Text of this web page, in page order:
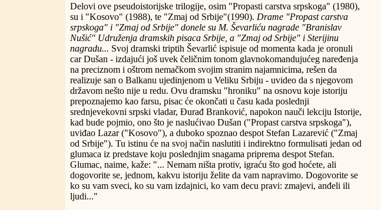
Delovi ove pseudoistorijske trilogije, osim "Propasti carstva srpskoga" (1980),
su i "Kosovo" (1988), te "Zmaj od Srbije"(1990). Drame "Propast carstva
srpskoga" i "Zmaj od Srbije" donele su M. Ševarliću nagrade "Branislav
Nušić" Udruženja dramskih pisaca Srbije, a "Zmaj od Srbije" i Sterijinu
nagradu... Svoj dramski triptih Ševarlić ispisuje od momenta kada je oronuli
car Dušan - izdajući još uvek čeličnim tonom glavnokomandujućeg naređenja
na preciznom i oštrom nemačkom svojim stranim najamnicima, rešen da
realizuje san o Balkanu ujedinjenom u Veliku Srbiju - uvideo da s njegovom
državom nešto nije u redu. Ovu dramsku "hroniku" na osnovu koje istoriju
prepoznajemo kao farsu, pisac će okončati u času kada poslednji
srednjevekovni srpski vladar, Đurađ Branković, napokon nauči lekciju Istorije,
kad bude pojmio, ono što je naslućivao Dušan ("Propast carstva srpskoga"),
uviđao Lazar ("Kosovo"), a duboko spoznao despot Stefan Lazarević ("Zmaj
od Srbije"). Tu istinu će na svoj način naslutiti i indirektno formulisati jedan od
glumaca iz predstave koju poslednjim snagama priprema despot Stefan.
Glumac, naime, kaže: "... Nemam ništa protiv, igraću što god hoćete, ali
dogovorite se, jednom, kakvu istoriju želite da vam napravimo. Dogovorite se
ko su vam sveci, ko su vam izdajnici, ko vam decu pravi: zmajevi, anđeli ili
ljudi..."